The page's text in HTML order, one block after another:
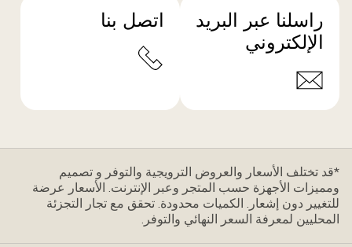
راسلنا عبر البريد
الإلكتروني
اتصل بنا
*قد تختلف الأسعار والعروض الترويجية والتوفر و تصميم
ومميزات الأجهزة حسب المتجر وعبر الإنترنت. الأسعار عرضة
للتغيير دون إشعار. الكميات محدودة. تحقق مع تجار التجزئة
المحليين لمعرفة السعر النهائي والتوفر.